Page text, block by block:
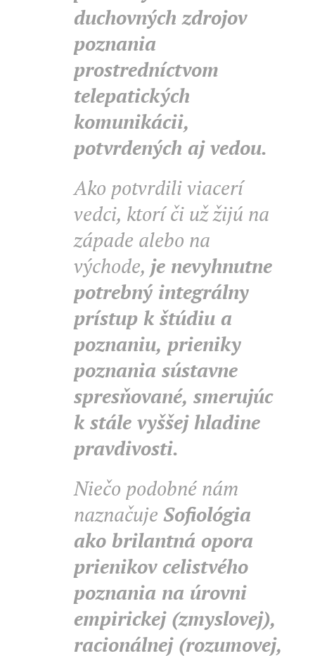
duchovných zdrojov
poznania
prostredníctvom
telepatických
komunikácii,
potvrdených aj vedou.
Ako potvrdili viacerí
vedci, ktorí či už žijú na
západe alebo na
východe, je nevyhnutne
potrebný integrálny
prístup k štúdiu a
poznaniu, prieniky
poznania sústavne
spresňované, smerujúc
k stále vyššej hladine
pravdivosti.
Niečo podobné nám
naznačuje Sofiológia
ako brilantná opora
prienikov celistvého
poznania na úrovni
empirickej (zmyslovej),
racionálnej (rozumovej,